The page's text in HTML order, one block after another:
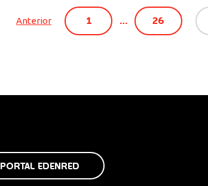
Anterior 1 … 26
PORTAL EDENRED